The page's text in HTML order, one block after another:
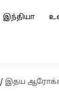
இந்தியா
/ இதய